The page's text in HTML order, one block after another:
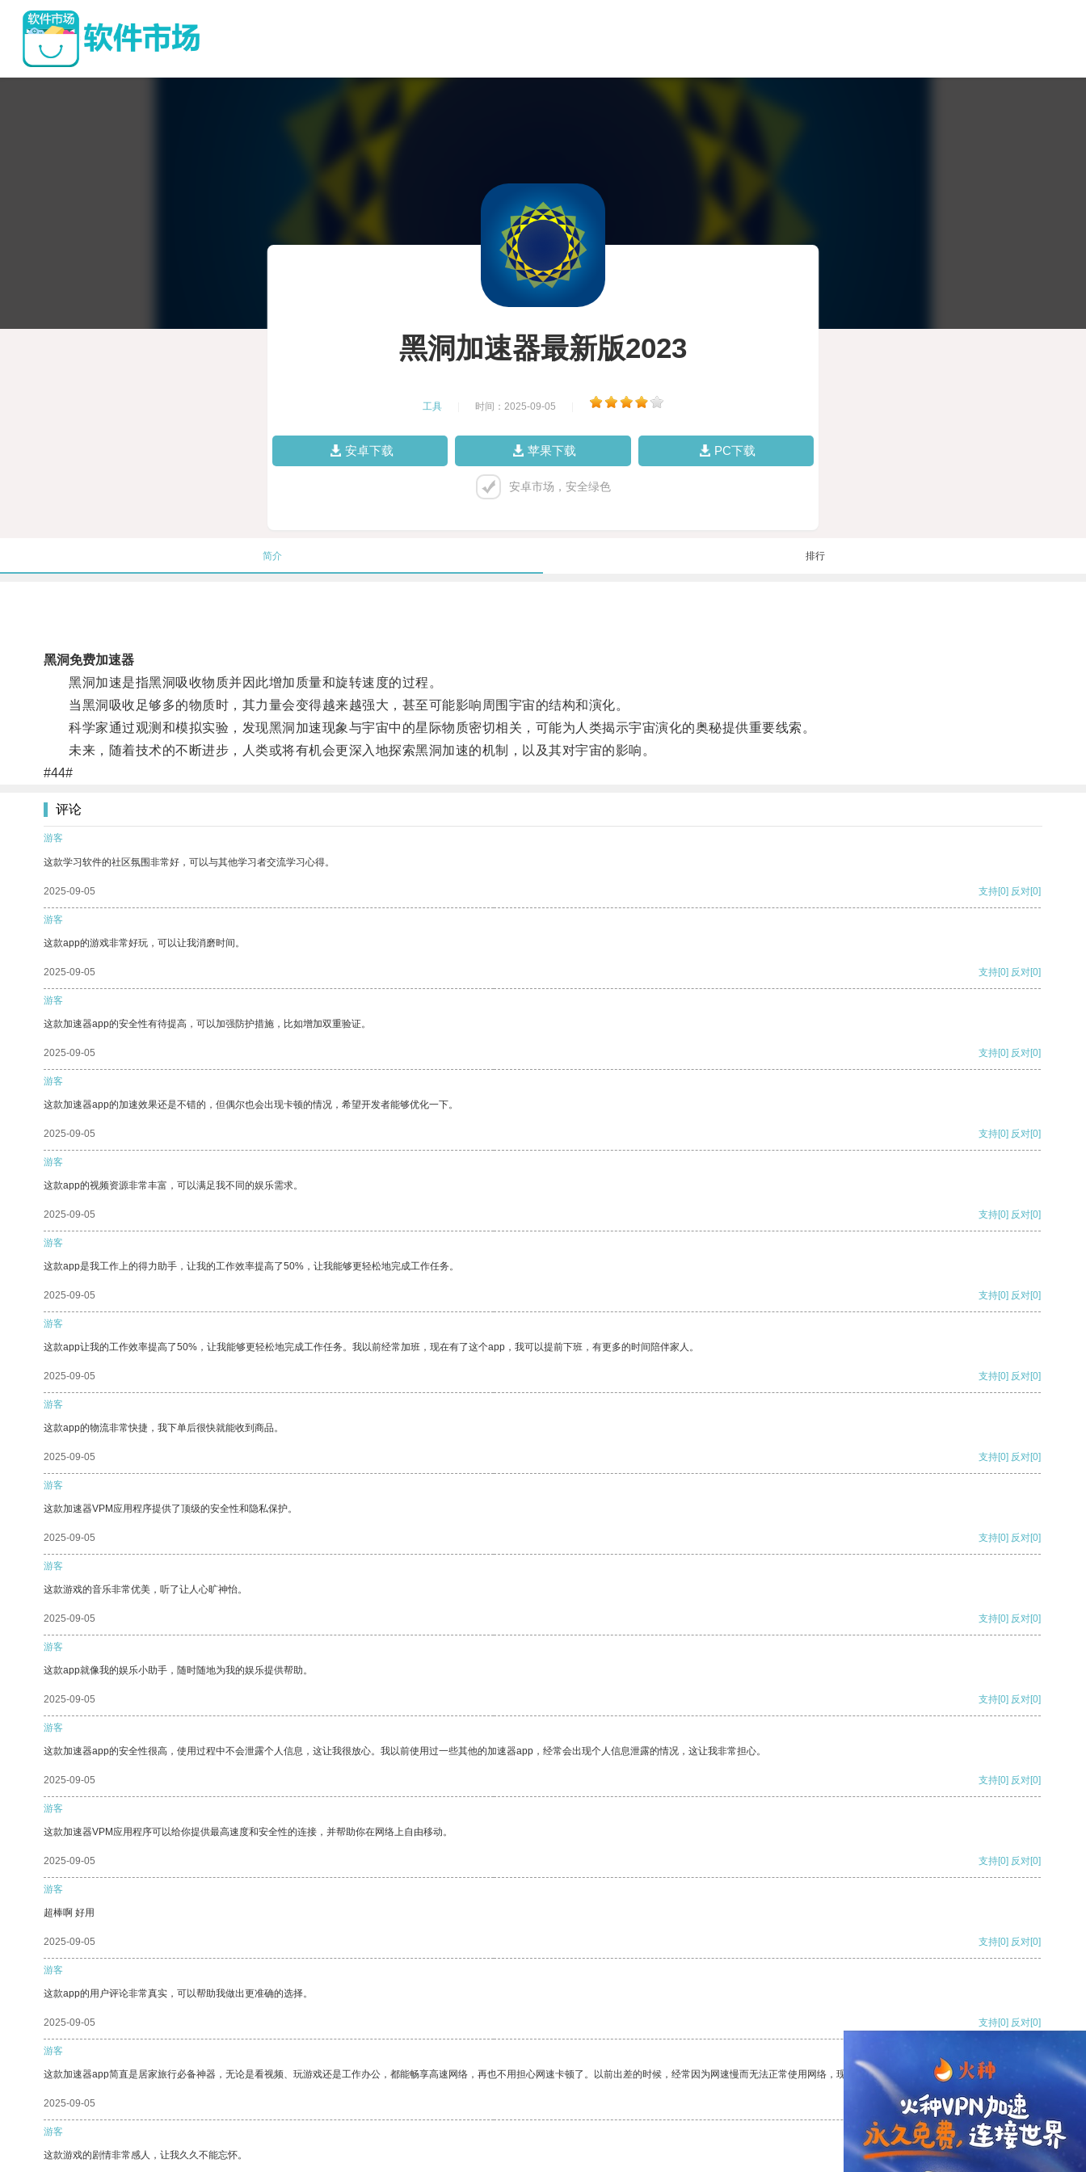
黑洞加速器最新版2023
工具 时间：2025-09-05
安卓下载 苹果下载 PC下载
安卓市场，安全绿色
简介 排行
黑洞免费加速器
黑洞加速是指黑洞吸收物质并因此增加质量和旋转速度的过程。
当黑洞吸收足够多的物质时，其力量会变得越来越强大，甚至可能影响周围宇宙的结构和演化。
科学家通过观测和模拟实验，发现黑洞加速现象与宇宙中的星际物质密切相关，可能为人类揭示宇宙演化的奥秘提供重要线索。
未来，随着技术的不断进步，人类或将有机会更深入地探索黑洞加速的机制，以及其对宇宙的影响。
#44#
评论
游客
这款学习软件的社区氛围非常好，可以与其他学习者交流学习心得。
2025-09-05 支持[0] 反对[0]
游客
这款app的游戏非常好玩，可以让我消磨时间。
2025-09-05 支持[0] 反对[0]
游客
这款加速器app的安全性有待提高，可以加强防护措施，比如增加双重验证。
2025-09-05 支持[0] 反对[0]
游客
这款加速器app的加速效果还是不错的，但偶尔也会出现卡顿的情况，希望开发者能够优化一下。
2025-09-05 支持[0] 反对[0]
游客
这款app的视频资源非常丰富，可以满足我不同的娱乐需求。
2025-09-05 支持[0] 反对[0]
游客
这款app是我工作上的得力助手，让我的工作效率提高了50%，让我能够更轻松地完成工作任务。
2025-09-05 支持[0] 反对[0]
游客
这款app让我的工作效率提高了50%，让我能够更轻松地完成工作任务。我以前经常加班，现在有了这个app，我可以提前下班，有更多的时间陪伴家人。
2025-09-05 支持[0] 反对[0]
游客
这款app的物流非常快捷，我下单后很快就能收到商品。
2025-09-05 支持[0] 反对[0]
游客
这款加速器VPM应用程序提供了顶级的安全性和隐私保护。
2025-09-05 支持[0] 反对[0]
游客
这款游戏的音乐非常优美，听了让人心旷神怡。
2025-09-05 支持[0] 反对[0]
游客
这款app就像我的娱乐小助手，随时随地为我的娱乐提供帮助。
2025-09-05 支持[0] 反对[0]
游客
这款加速器app的安全性很高，使用过程中不会泄露个人信息，这让我很放心。我以前使用过一些其他的加速器app，经常会出现个人信息泄露的情况，这让我非常担心。
2025-09-05 支持[0] 反对[0]
游客
这款加速器VPM应用程序可以给你提供最高速度和安全性的连接，并帮助你在网络上自由移动。
2025-09-05 支持[0] 反对[0]
游客
超棒啊 好用
2025-09-05 支持[0] 反对[0]
游客
这款app的用户评论非常真实，可以帮助我做出更准确的选择。
2025-09-05 支持[0] 反对[0]
游客
这款加速器app简直是居家旅行必备神器，无论是看视频、玩游戏还是工作办公，都能畅享高速网络，再也不用担心网速卡顿了。以前出差的时候，经常因为网速慢而无法正常使用网络，现在有了这个app，我再也不用担心了。
2025-09-05 支持[0] 反对
游客
这款游戏的剧情非常感人，让我久久不能忘怀。